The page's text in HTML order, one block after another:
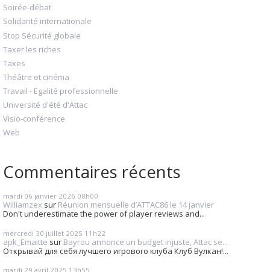
Soirée-débat
Solidarité internationale
Stop Sécurité globale
Taxer les riches
Taxes
Théâtre et cinéma
Travail - Egalité professionnelle
Université d'été d'Attac
Visio-conférence
Web
Commentaires récents
mardi 06 janvier 2026 08h00
Williamzex sur Réunion mensuelle d’ATTAC86 le 14 janvier
Don't underestimate the power of player reviews and...
mercredi 30 juillet 2025 11h22
apk_Emaitte sur Bayrou annonce un budget injuste, Attac se...
Открывай для себя лучшего игрового клуба Клуб Вулкан!...
mardi 29 avril 2025 13h55